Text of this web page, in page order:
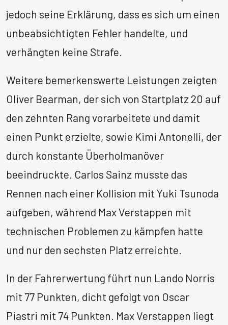
jedoch seine Erklärung, dass es sich um einen
unbeabsichtigten Fehler handelte, und
verhängten keine Strafe. ​
Weitere bemerkenswerte Leistungen zeigten
Oliver Bearman, der sich von Startplatz 20 auf
den zehnten Rang vorarbeitete und damit
einen Punkt erzielte, sowie Kimi Antonelli, der
durch konstante Überholmanöver
beeindruckte. Carlos Sainz musste das
Rennen nach einer Kollision mit Yuki Tsunoda
aufgeben, während Max Verstappen mit
technischen Problemen zu kämpfen hatte
und nur den sechsten Platz erreichte. ​
In der Fahrerwertung führt nun Lando Norris
mit 77 Punkten, dicht gefolgt von Oscar
Piastri mit 74 Punkten. Max Verstappen liegt